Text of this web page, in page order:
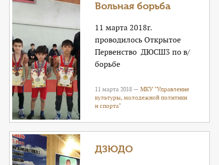
Вольная борьба
11 марта 2018г.
проводилось Открытое
Первенство ДЮСШ3 по в/
борьбе
11 марта 2018 —МКУ "Управление
культуры, молодежной политики
и спорта"
ДЗЮДО